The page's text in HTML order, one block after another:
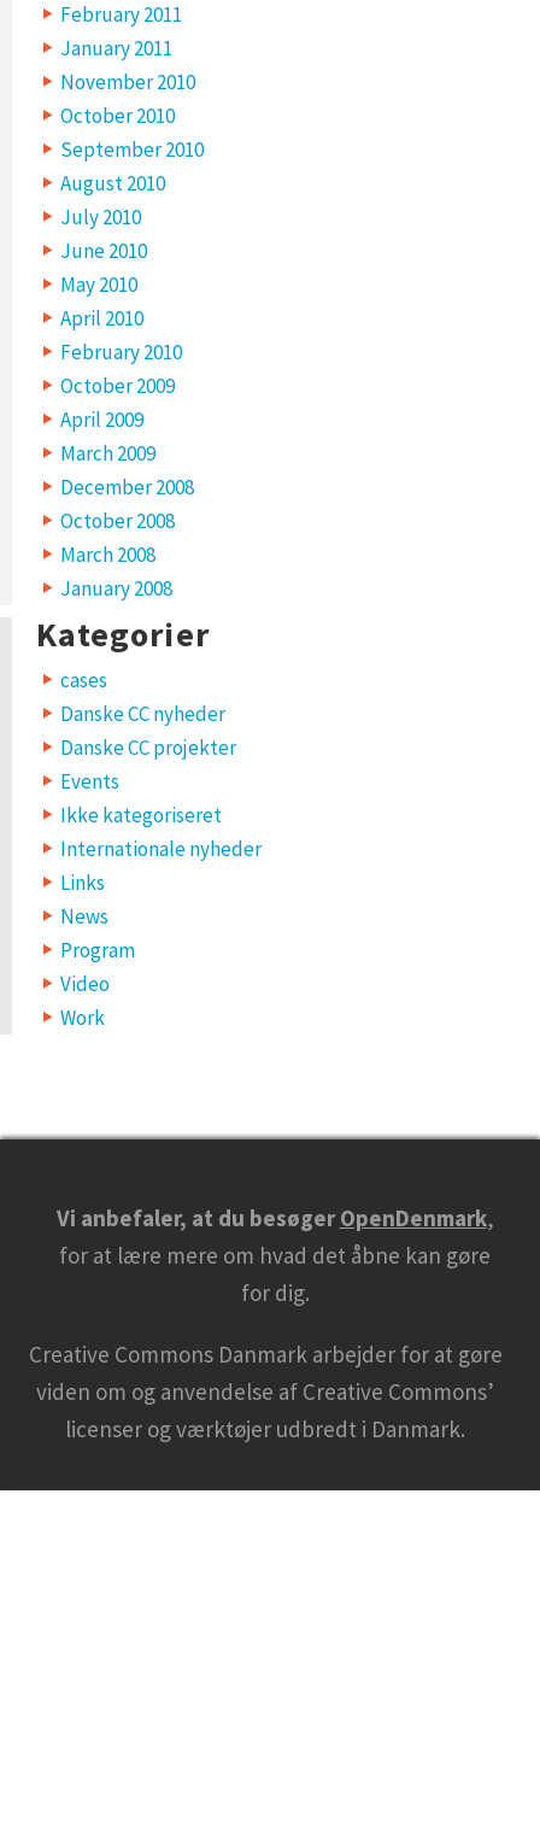
February 2011
January 2011
November 2010
October 2010
September 2010
August 2010
July 2010
June 2010
May 2010
April 2010
February 2010
October 2009
April 2009
March 2009
December 2008
October 2008
March 2008
January 2008
Kategorier
cases
Danske CC nyheder
Danske CC projekter
Events
Ikke kategoriseret
Internationale nyheder
Links
News
Program
Video
Work
Vi anbefaler, at du besøgerOpenDenmark,
for at lære mere om hvad det åbne kan gøre
for dig.
Creative Commons Danmark arbejder for at gøre
viden om og anvendelse af Creative Commons’
licenser og værktøjer udbredt i Danmark.